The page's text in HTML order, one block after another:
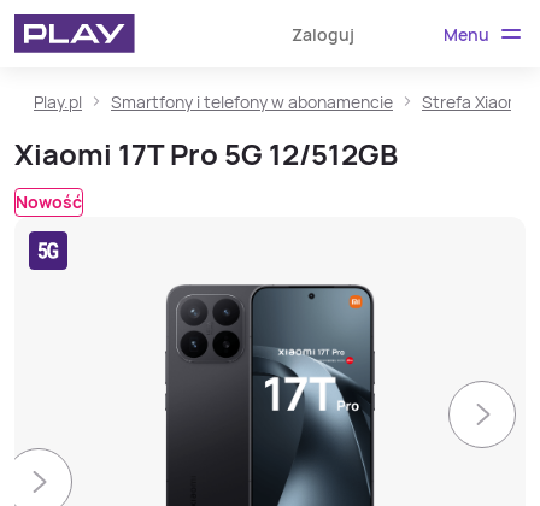
Zaloguj Menu
Play.pl Smartfony i telefony w abonamencie Strefa Xiaomi
Xiaomi 17T Pro 5G 12/512GB
Nowość